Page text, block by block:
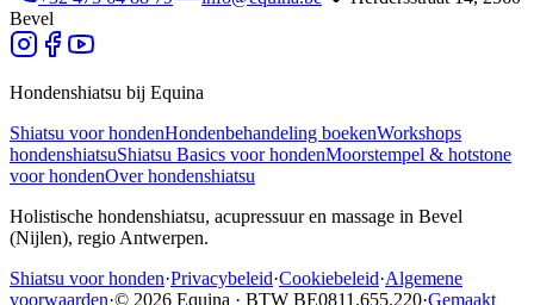
Bevel
Hondenshiatsu bij Equina
Shiatsu voor hondenHondenbehandeling boekenWorkshops
hondenshiatsuShiatsu Basics voor hondenMoorstempel & hotstone
voor hondenOver hondenshiatsu
Holistische hondenshiatsu, acupressuur en massage in Bevel
(Nijlen), regio Antwerpen.
Shiatsu voor honden·Privacybeleid·Cookiebeleid·Algemene
voorwaarden·© 2026 Equina · BTW BE0811.655.220·Gemaakt